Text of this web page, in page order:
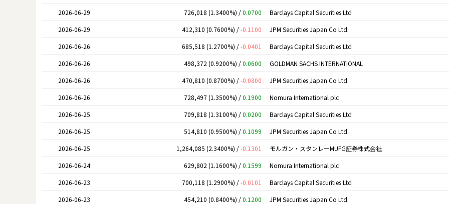
2026-06-29
726,018 (1.3400%) /0.0700 Barclays Capital Securities Ltd
2026-06-29
412,310 (0.7600%) /-0.1100 JPM Securities Japan Co Ltd.
2026-06-26
685,518 (1.2700%) /-0.0401 Barclays Capital Securities Ltd
2026-06-26
498,372 (0.9200%) /0.0600 GOLDMAN SACHS INTERNATIONAL
2026-06-26
470,810 (0.8700%) /-0.0800 JPM Securities Japan Co Ltd.
2026-06-26
728,497 (1.3500%) /0.1900 Nomura International plc
2026-06-25
709,818 (1.3100%) /0.0200 Barclays Capital Securities Ltd
2026-06-25
514,810 (0.9500%) /0.1099 JPM Securities Japan Co Ltd.
2026-06-25
1,264,085 (2.3400%) /-0.1301 モルガン・スタンレーMUFG証券株式会社
2026-06-24
629,802 (1.1600%) /0.1599 Nomura International plc
2026-06-23
700,118 (1.2900%) /-0.0101 Barclays Capital Securities Ltd
2026-06-23
454,210 (0.8400%) /0.1200 JPM Securities Japan Co Ltd.